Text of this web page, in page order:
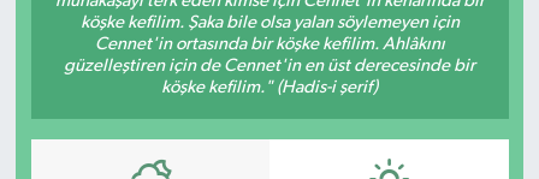
köşke kefilim. Şaka bile olsa yalan söylemeyen için
Cennet'in ortasında bir köşke kefilim. Ahlâkını
güzelleştiren için de Cennet'in en üst derecesinde bir
köşke kefilim." (Hadis-i şerif)